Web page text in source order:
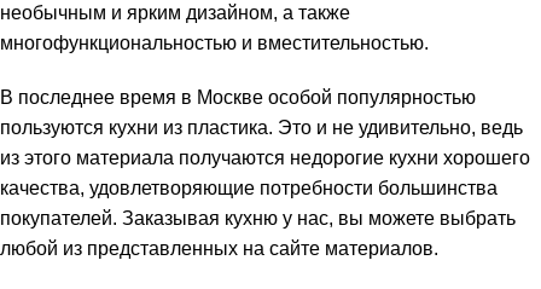
необычным и ярким дизайном, а также
многофункциональностью и вместительностью.
В последнее время в Москве особой популярностью
пользуются кухни из пластика. Это и не удивительно, ведь
из этого материала получаются недорогие кухни хорошего
качества, удовлетворяющие потребности большинства
покупателей. Заказывая кухню у нас, вы можете выбрать
любой из представленных на сайте материалов.